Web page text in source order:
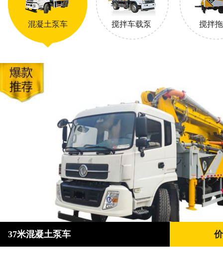
混凝土泵车 搅拌车载泵 搅拌
37米混凝土泵车